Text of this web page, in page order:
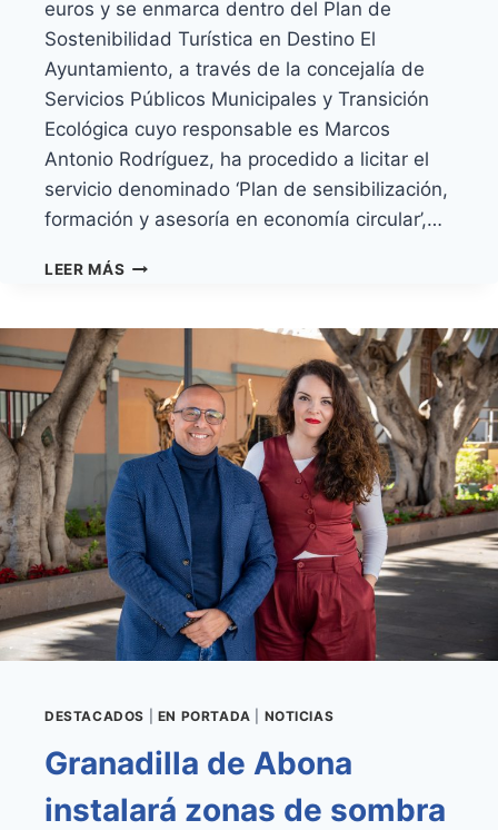
euros y se enmarca dentro del Plan de
Sostenibilidad Turística en Destino El
Ayuntamiento, a través de la concejalía de
Servicios Públicos Municipales y Transición
Ecológica cuyo responsable es Marcos
Antonio Rodríguez, ha procedido a licitar el
servicio denominado ‘Plan de sensibilización,
formación y asesoría en economía circular’,…
LEER MÁS GRANADILLA
LICITA
UN
SERVICIO
FORMACIÓN
Y
ASESORÍA
EN
ECONOMÍA
CIRCULAR
PARA
LA
POBLACIÓN
LAS
DESTACADOS EN PORTADA NOTICIAS
Granadilla de Abona
instalará zonas de sombra